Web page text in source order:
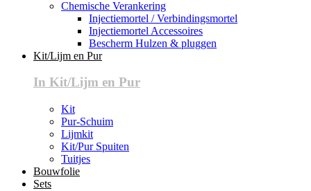
Chemische Verankering
Injectiemortel / Verbindingsmortel
Injectiemortel Accessoires
Bescherm Hulzen & pluggen
Kit/Lijm en Pur
In Kit/Lijm en Pur
Kit
Pur-Schuim
Lijmkit
Kit/Pur Spuiten
Tuitjes
Bouwfolie
Sets